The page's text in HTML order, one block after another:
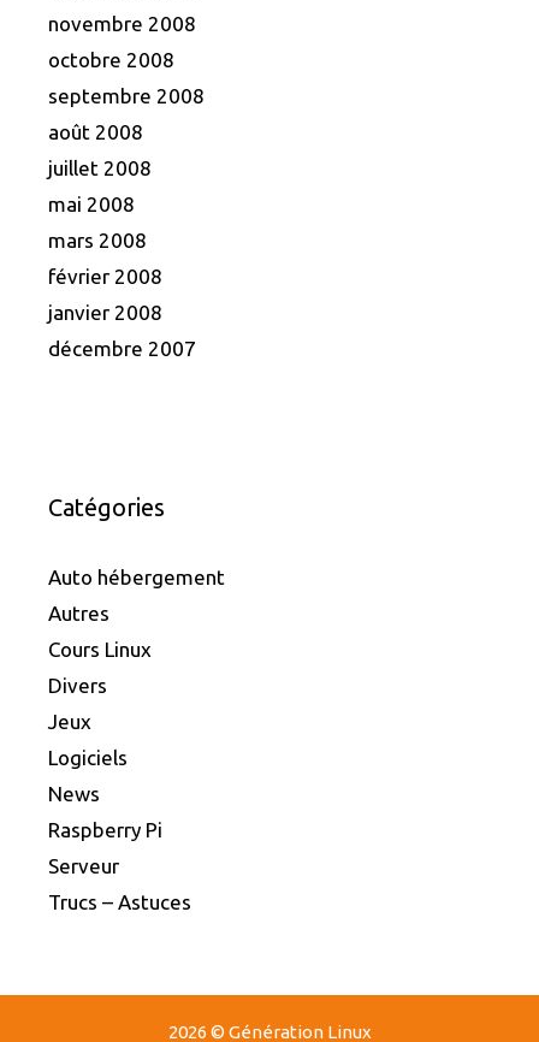
novembre 2008
octobre 2008
septembre 2008
août 2008
juillet 2008
mai 2008
mars 2008
février 2008
janvier 2008
décembre 2007
Catégories
Auto hébergement
Autres
Cours Linux
Divers
Jeux
Logiciels
News
Raspberry Pi
Serveur
Trucs – Astuces
2026 © Génération Linux